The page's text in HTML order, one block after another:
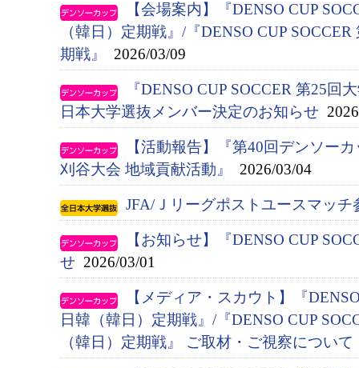
【会場案内】『DENSO CUP
（韓日）定期戦』/『DENSO CUP
期戦』
2026/03/09
『DENSO CUP SOCCER 第25回
日本大学選抜メンバー決定のお知らせ
【活動報告】『第40回デンソー
刈谷大会 地域貢献活動』
2026/03/04
JFA/Ｊリーグポストユースマッチ
【お知らせ】『DENSO CUP
せ 2026/03/01
【メディア・スカウト】『
日韓（韓日）定期戦』/『DENSO CUP
（韓日）定期戦』 ご取材・ご視察について